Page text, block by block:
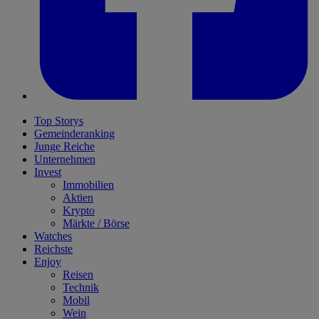
Top Storys
Gemeinderanking
Junge Reiche
Unternehmen
Invest
Immobilien
Aktien
Krypto
Märkte / Börse
Watches
Reichste
Enjoy
Reisen
Technik
Mobil
Wein